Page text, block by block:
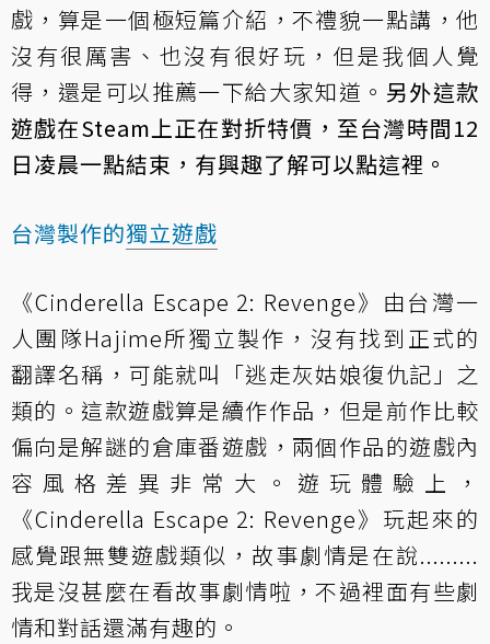
戲，算是一個極短篇介紹，不禮貌一點講，他
沒有很厲害、也沒有很好玩，但是我個人覺
得，還是可以推薦一下給大家知道。 另外這款
遊戲在Steam上正在對折特價，至台灣時間12
日凌晨一點結束，有興趣了解可以點這裡 。
台灣製作的獨立遊戲
《Cinderella Escape 2: Revenge》由台灣一
人團隊Hajime所獨立製作，沒有找到正式的
翻譯名稱，可能就叫「逃走灰姑娘復仇記」之
類的。這款遊戲算是續作作品，但是前作比較
偏向是解謎的倉庫番遊戲，兩個作品的遊戲內
容風格差異非常大。遊玩體驗上，
《Cinderella Escape 2: Revenge》玩起來的
感覺跟無雙遊戲類似，故事劇情是在說.........
我是沒甚麼在看故事劇情啦，不過裡面有些劇
情和對話還滿有趣的。